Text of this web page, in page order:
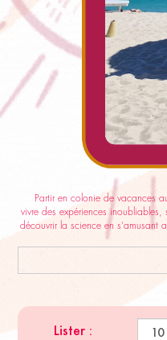
Partir en colonie de vacances au
vivre des expériences
découvrir la science en s’amusant
Lister :